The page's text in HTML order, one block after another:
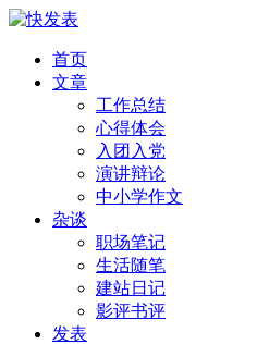
首页
文章
工作总结
心得体会
入团入党
演讲辩论
中小学作文
杂谈
职场笔记
生活随笔
建站日记
影评书评
发表